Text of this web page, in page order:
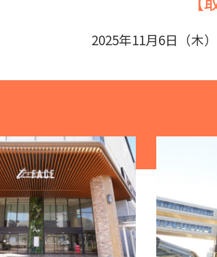
2025年11月6日（木